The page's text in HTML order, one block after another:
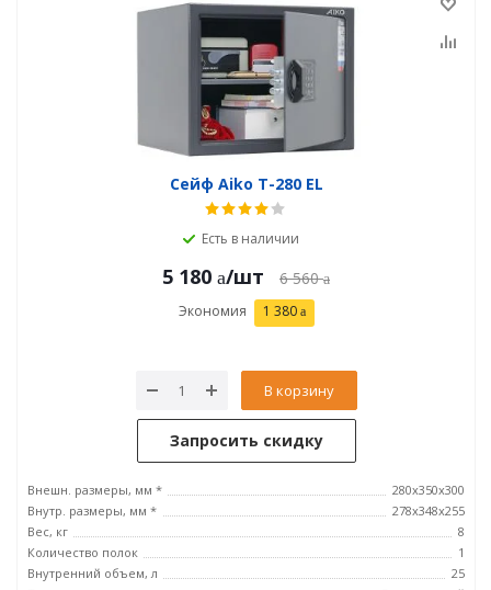
Сейф Aiko T-280 EL
Есть в наличии
5 180 /шт 6 560
Экономия 1 380
В корзину
Запросить скидку
Внешн. размеры, мм *
280x350x300
Внутр. размеры, мм *
278x348x255
Вес, кг
8
Количество полок
1
Внутренний объем, л
25